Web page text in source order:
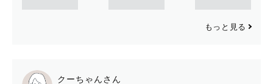
もっと見る
クーちゃんさん